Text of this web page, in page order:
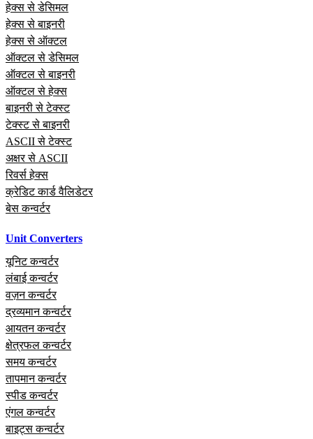
हेक्स से डेसिमल
हेक्स से बाइनरी
हेक्स से ऑक्टल
ऑक्टल से डेसिमल
ऑक्टल से बाइनरी
ऑक्टल से हेक्स
बाइनरी से टेक्स्ट
टेक्स्ट से बाइनरी
ASCII से टेक्स्ट
अक्षर से ASCII
रिवर्स हेक्स
क्रेडिट कार्ड वैलिडेटर
बेस कन्वर्टर
Unit Converters
यूनिट कन्वर्टर
लंबाई कन्वर्टर
वज़न कन्वर्टर
द्रव्यमान कन्वर्टर
आयतन कन्वर्टर
क्षेत्रफल कन्वर्टर
समय कन्वर्टर
तापमान कन्वर्टर
स्पीड कन्वर्टर
एंगल कन्वर्टर
बाइट्स कन्वर्टर